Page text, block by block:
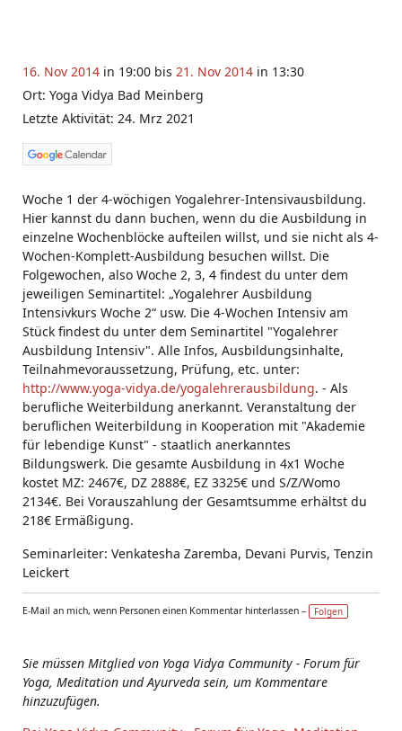
16. Nov 2014 in 19:00 bis 21. Nov 2014 in 13:30
Ort: Yoga Vidya Bad Meinberg
Letzte Aktivität: 24. Mrz 2021
Woche 1 der 4-wöchigen Yogalehrer-Intensivausbildung.
Hier kannst du dann buchen, wenn du die Ausbildung in
einzelne Wochenblöcke aufteilen willst, und sie nicht als 4-
Wochen-Komplett-Ausbildung besuchen willst. Die
Folgewochen, also Woche 2, 3, 4 findest du unter dem
jeweiligen Seminartitel: „Yogalehrer Ausbildung
Intensivkurs Woche 2“ usw. Die 4-Wochen Intensiv am
Stück findest du unter dem Seminartitel "Yogalehrer
Ausbildung Intensiv". Alle Infos, Ausbildungsinhalte,
Teilnahmevoraussetzung, Prüfung, etc. unter:
http://www.yoga-vidya.de/yogalehrerausbildung. - Als
berufliche Weiterbildung anerkannt. Veranstaltung der
beruflichen Weiterbildung in Kooperation mit "Akademie
für lebendige Kunst" - staatlich anerkanntes
Bildungswerk. Die gesamte Ausbildung in 4x1 Woche
kostet MZ: 2467€, DZ 2888€, EZ 3325€ und S/Z/Womo
2134€. Bei Vorauszahlung der Gesamtsumme erhältst du
218€ Ermäßigung.
Seminarleiter: Venkatesha Zaremba, Devani Purvis, Tenzin
Leickert
E-Mail an mich, wenn Personen einen Kommentar hinterlassen – Folgen
Sie müssen Mitglied von Yoga Vidya Community - Forum für
Yoga, Meditation und Ayurveda sein, um Kommentare
hinzuzufügen.